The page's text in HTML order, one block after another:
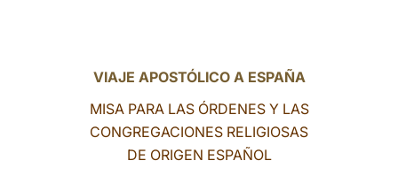
VIAJE APOSTÓLICO A ESPAÑA
MISA PARA LAS ÓRDENES Y LAS
CONGREGACIONES RELIGIOSAS
DE ORIGEN ESPAÑOL